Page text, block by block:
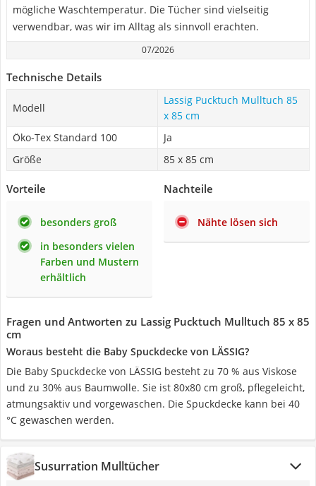
mögliche Waschtemperatur. Die Tücher sind vielseitig
verwendbar, was wir im Alltag als sinnvoll erachten.
07/2026
Technische Details
Modell
Lassig Pucktuch Mulltuch 85
x 85 cm
Öko-Tex Standard 100
Ja
Größe
85 x 85 cm
Vorteile
besonders groß
in besonders vielen
Farben und Mustern
erhältlich
Nachteile
Nähte lösen sich
Fragen und Antworten zu Lassig Pucktuch Mulltuch 85 x 85
cm
Woraus besteht die Baby Spuckdecke von LÄSSIG?
Die Baby Spuckdecke von LÄSSIG besteht zu 70 % aus Viskose
und zu 30% aus Baumwolle. Sie ist 80x80 cm groß, pflegeleicht,
atmungsaktiv und vorgewaschen. Die Spuckdecke kann bei 40
°C gewaschen werden.
Susurration Mulltücher